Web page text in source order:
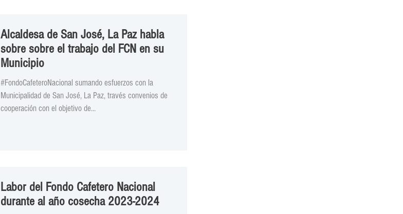
Alcaldesa de San José, La Paz habla
sobre sobre el trabajo del FCN en su
Municipio
#FondoCafeteroNacional sumando esfuerzos con la
Municipalidad de San José, La Paz, través convenios de
cooperación con el objetivo de...
Labor del Fondo Cafetero Nacional
durante al año cosecha 2023-2024